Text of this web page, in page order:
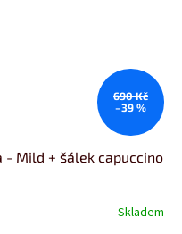
690 Kč
–39 %
- Mild + šálek capuccino
Skladem